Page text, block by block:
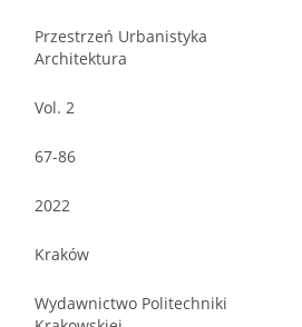
Przestrzeń Urbanistyka
Architektura
Vol. 2
67-86
2022
Kraków
Wydawnictwo Politechniki